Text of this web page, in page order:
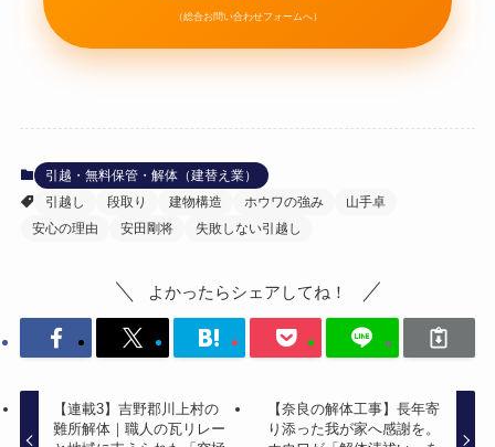
（総合お問い合わせフォームへ）
引越・無料保管・解体（建替え業）
引越し
段取り 建物構造 ホウワの強み
山手卓
安心の理由
安田剛将 失敗しない引越し
よかったらシェアしてね！
【連載3】吉野郡川上村の
難所解体｜職人の瓦リレー
【奈良の解体工事】長年寄
り添った我が家へ感謝を。